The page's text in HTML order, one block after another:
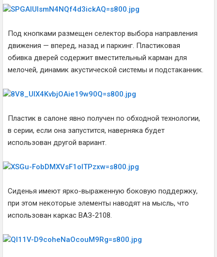
Под кнопками размещен селектор выбора направления
движения — вперед, назад и паркинг. Пластиковая
обивка дверей содержит вместительный карман для
мелочей, динамик акустической системы и подстаканник.
Пластик в салоне явно получен по обходной технологии,
в серии, если она запустится, наверняка будет
использован другой вариант.
Сиденья имеют ярко-выраженную боковую поддержку,
при этом некоторые элементы наводят на мысль, что
использован каркас ВАЗ-2108.